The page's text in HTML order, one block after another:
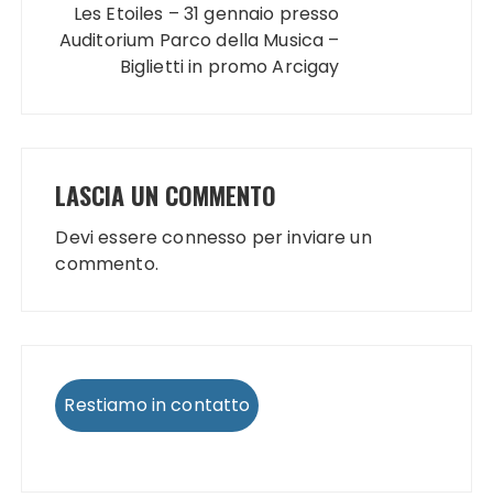
Les Etoiles – 31 gennaio presso
Auditorium Parco della Musica –
Biglietti in promo Arcigay
LASCIA UN COMMENTO
Devi essereconnesso per inviare un
commento.
Restiamo in contatto